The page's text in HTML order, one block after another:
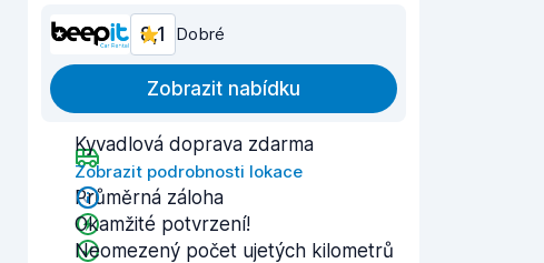
8,1 Dobré
Zobrazit nabídku
Kyvadlová doprava zdarma
Zobrazit podrobnosti lokace
Průměrná záloha
Okamžité potvrzení!
Neomezený počet ujetých kilometrů